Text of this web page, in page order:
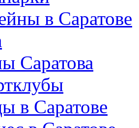
в Саратове
Саратова
в Саратове